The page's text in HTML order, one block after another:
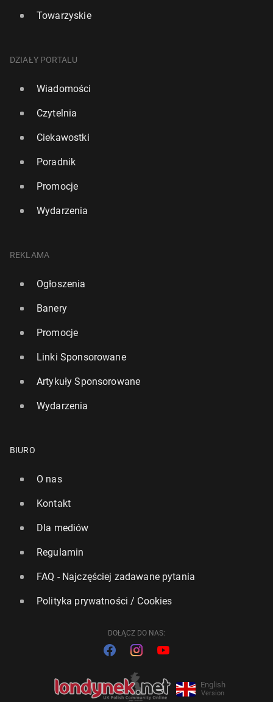
Towarzyskie
DZIAŁY PORTALU
Wiadomości
Czytelnia
Ciekawostki
Poradnik
Promocje
Wydarzenia
REKLAMA
Ogłoszenia
Banery
Promocje
Linki Sponsorowane
Artykuły Sponsorowane
Wydarzenia
BIURO
O nas
Kontakt
Dla mediów
Regulamin
FAQ - Najczęściej zadawane pytania
Polityka prywatności / Cookies
DOŁĄCZ DO NAS:
English
Version